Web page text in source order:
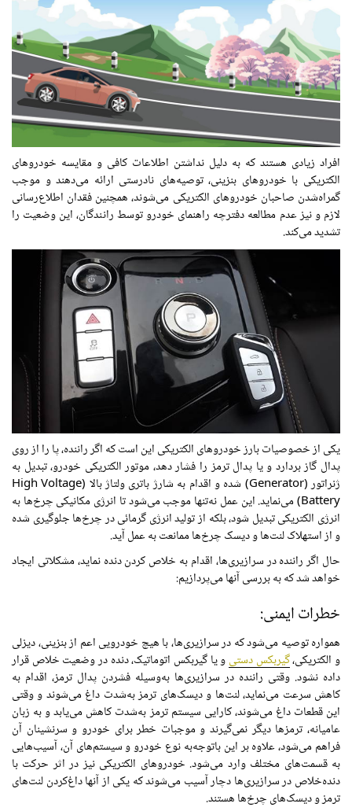
افراد زیادی هستند که به دلیل نداشتن اطلاعات کافی و مقایسه خودروهای
الکتریکی با خودروهای بنزینی، توصیه‌های نادرستی ارائه می‌دهند و موجب
گمراه‌شدن صاحبان خودروهای الکتریکی می‌شوند، همچنین فقدان اطلاع‌رسانی
لازم و نیز عدم مطالعه دفترچه راهنمای خودرو توسط رانندگان، این وضعیت را
تشدید می‌کند.
یکی از خصوصیات بارز خودروهای الکتریکی این است که اگر راننده، پا را از روی
پدال گاز بردارد و یا پدال ترمز را فشار دهد، موتور الکتریکی خودرو، تبدیل به
ژنراتور (Generator) شده و اقدام به شارژ باتری ولتاژ بالا (High Voltage
Battery) می‌نماید. این عمل نه‌تنها موجب می‌شود تا انرژی مکانیکی چرخ‌ها به
انرژی الکتریکی تبدیل شود، بلکه از تولید انرژی گرمائی در چرخ‌ها جلوگیری شده
و از استهلاک لنت‌ها و دیسک چرخ‌ها ممانعت به عمل آید.
حال اگر راننده در سرازیری‌ها، اقدام به خلاص کردن دنده نماید، مشکلاتی ایجاد
خواهد شد که به بررسی آنها می‌پردازیم:
خطرات ایمنی:
همواره توصیه می‌شود که در سرازیری‌ها، با هیچ خودرویی اعم از بنزینی، دیزلی
و الکتریکی،گیربکس دستیو یا گیربکس اتوماتیک، دنده در وضعیت خلاص قرار
داده نشود. وقتی راننده در سرازیری‌ها به‌وسیله فشردن پدال ترمز، اقدام به
کاهش سرعت می‌نماید، لنت‌ها و دیسک‌های ترمز به‌شدت داغ می‌شوند و وقتی
این قطعات داغ می‌شوند، کارایی سیستم ترمز به‌شدت کاهش می‌یابد و به زبان
عامیانه، ترمزها دیگر نمی‌گیرند و موجبات خطر برای خودرو و سرنشینان آن
فراهم می‌شود، علاوه بر این باتوجه‌به نوع خودرو و سیستم‌های آن، آسیب‌هایی
به قسمت‌های مختلف وارد می‌شود. خودروهای الکتریکی نیز در اثر حرکت با
دنده‌خلاص در سرازیری‌ها دچار آسیب می‌شوند که یکی از آنها داغ‌کردن لنت‌های
ترمز و دیسک‌های چرخ‌ها هستند.